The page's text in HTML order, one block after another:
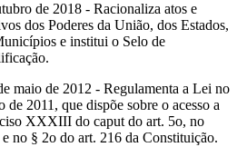
de 2018 - Racionaliza atos e
dos Poderes da União, dos Estados,
e institui o Selo de
maio de 2012 - Regulamenta a Lei no
2011, que dispõe sobre o acesso a
XXXIII do caput do art. 5o, no
no § 2o do art. 216 da Constituição.